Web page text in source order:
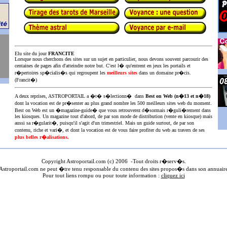
Elu site du jourFRANCITE
Lorsque nous cherchons des sites sur un sujet en particulier, nous devons souvent parcourir des
centaines de pages afin d'atteindre notre but. C'est l� qu'entrent en jeux les portails et
r�pertoires sp�cialis�s qui regroupent les meilleurs sites dans un domaine pr�cis.
(Francit�)
A deux reprises, ASTROPORTAIL a �t� s�lectionn� dans Best on Web (n�13 et n�18)
dont la vocation est de pr�senter au plus grand nombre les 500 meilleurs sites web du moment.
Best on Web est un �magazine-guide� que vous retrouverez d�sormais r�guli�rement dans
les kiosques. Un magazine tout d'abord, de par son mode de distribution (vente en kiosque) mais
aussi sa r�gularit�, puisqu'il s'agit d'un trimestriel. Mais un guide surtout, de par son
contenu, riche et vari�, et dont la vocation est de vous faire profiter du web au travers de ses
plus belles r�alisations.
Copyright Astroportail.com (c) 2006 -Tout droits r�serv�s.
ne peut �tre tenu responsable du contenu des sites propos�s dans son
Pour tout liens rompu ou pour toute information : cliquez ici